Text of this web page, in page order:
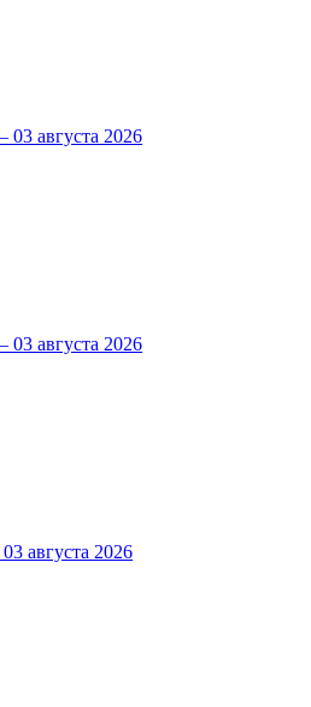
августа 2026
августа 2026
августа 2026